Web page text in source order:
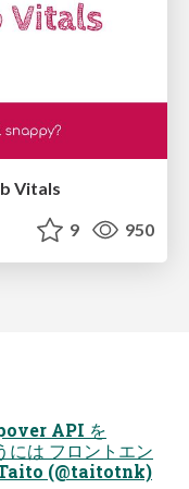
Vitals
9 950
API を
は フロントエン
Taito (@taitotnk)